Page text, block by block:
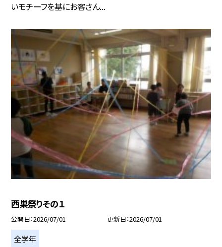
いモチーフを基にお客さん...
西巣祭りその１
公開日 2026/07/01 更新日 2026/07/01
全学年